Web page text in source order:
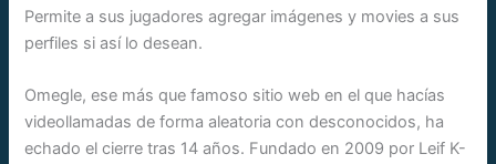
Permite a sus jugadores agregar imágenes y movies a sus
perfiles si así lo desean.
Omegle, ese más que famoso sitio web en el que hacías
videollamadas de forma aleatoria con desconocidos, ha
echado el cierre tras 14 años. Fundado en 2009 por Leif K-